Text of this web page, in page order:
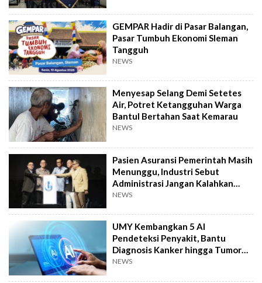
GEMPAR Hadir di Pasar Balangan,
Pasar Tumbuh Ekonomi Sleman
Tangguh
NEWS
Menyesap Selang Demi Setetes
Air, Potret Ketangguhan Warga
Bantul Bertahan Saat Kemarau
NEWS
Pasien Asuransi Pemerintah Masih
Menunggu, Industri Sebut
Administrasi Jangan Kalahkan
Kemanusiaan
NEWS
UMY Kembangkan 5 AI
Pendeteksi Penyakit, Bantu
Diagnosis Kanker hingga Tumor
Otak Lebih Cepat
NEWS